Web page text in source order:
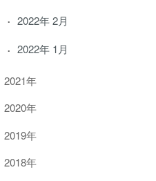
2022年 2月
2022年 1月
2021年
2020年
2019年
2018年